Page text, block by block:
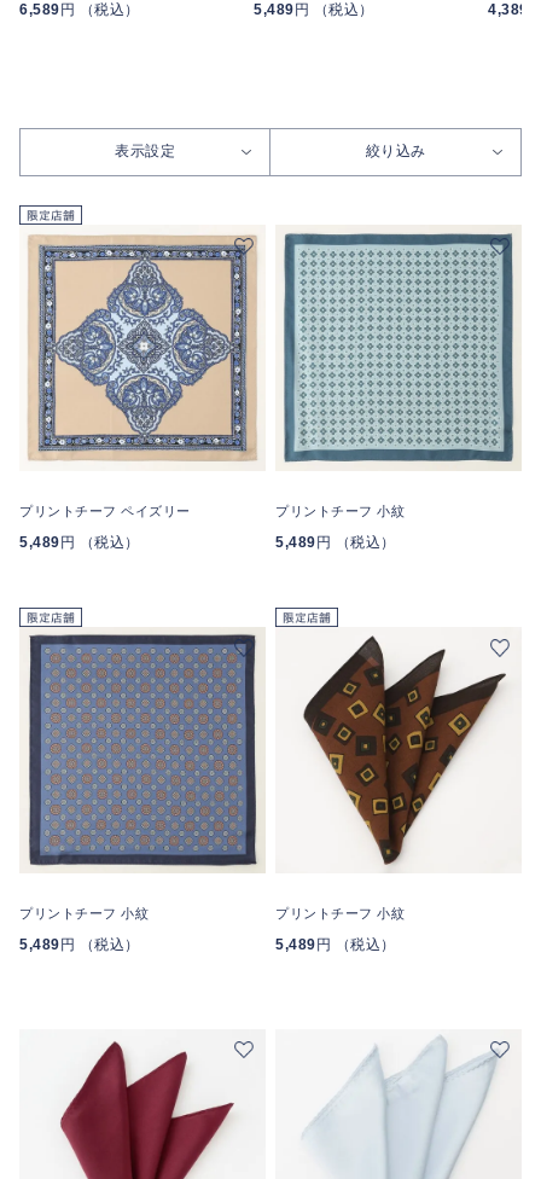
6,589 円 （税込） 5,489 円 （税込） 4,389
表示設定 絞り込み
プリントチーフ ペイズリー
5,489 円 （税込）
プリントチーフ 小紋
5,489 円 （税込）
プリントチーフ 小紋
5,489円 （税込）
プリントチーフ 小紋
5,489円 （税込）